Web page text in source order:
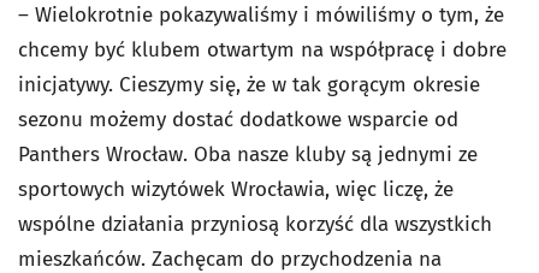
– Wielokrotnie pokazywaliśmy i mówiliśmy o tym, że
chcemy być klubem otwartym na współpracę i dobre
inicjatywy. Cieszymy się, że w tak gorącym okresie
sezonu możemy dostać dodatkowe wsparcie od
Panthers Wrocław. Oba nasze kluby są jednymi ze
sportowych wizytówek Wrocławia, więc liczę, że
wspólne działania przyniosą korzyść dla wszystkich
mieszkańców. Zachęcam do przychodzenia na